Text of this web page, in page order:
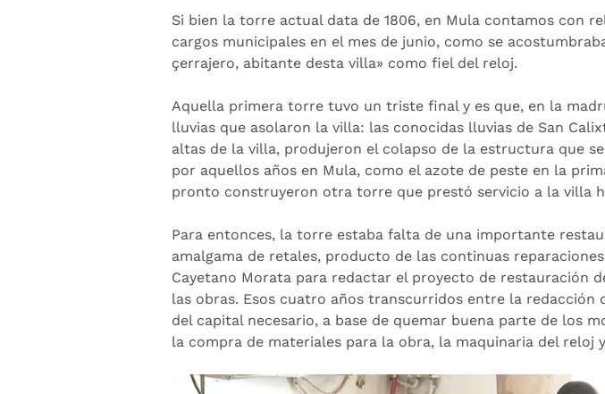
Si bien la torre actual data de 1806, en Mula contamos con
cargos municipales en el mes de junio, como se
çerrajero, abitante desta villa» como fiel del reloj.
Aquella primera torre tuvo un triste final y es que, en la
lluvias que asolaron la villa: las conocidas lluvias de San
altas de la villa, produjeron el colapso de la estructura que
por aquellos años en Mula, como el azote de peste en la
pronto construyeron otra torre que prestó servicio a la villa
Para entonces, la torre estaba falta de una importante
amalgama de retales, producto de las continuas
Cayetano Morata para redactar el proyecto de restauración
las obras. Esos cuatro años transcurridos entre la
del capital necesario, a base de quemar buena parte de los
la compra de materiales para la obra, la maquinaria del reloj